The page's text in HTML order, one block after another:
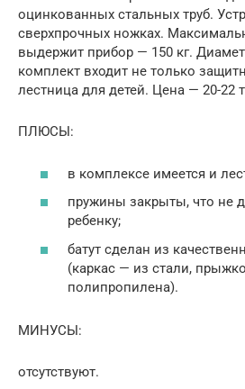
оцинкованных стальных труб.
сверхпрочных ножках.
выдержит прибор — 150 кг.
комплект входит не только
лестница для детей. Цена — 20-22
ПЛЮСЫ:
в комплексе имеется и
пружины закрыты, что не
ребенку;
батут сделан из
(каркас — из стали,
полипропилена).
МИНУСЫ:
отсутствуют.